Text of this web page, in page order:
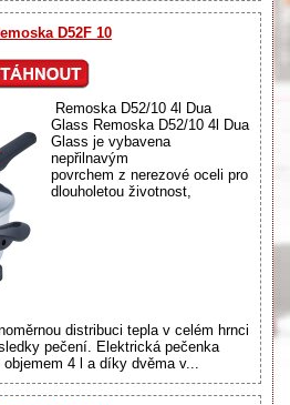
D52F 10
Remoska D52/10 4l Dua
Glass Remoska D52/10 4l Dua
Glass je vybavena
nepřilnavým
povrchem z nerezové oceli pro
dlouholetou životnost,
distribuci tepla v celém hrnci
pečení. Elektrická pečenka
4 l a díky dvěma v...